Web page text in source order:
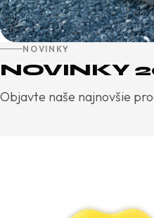
NOVINKY
NOVINKY
Objavte naše najnovšie